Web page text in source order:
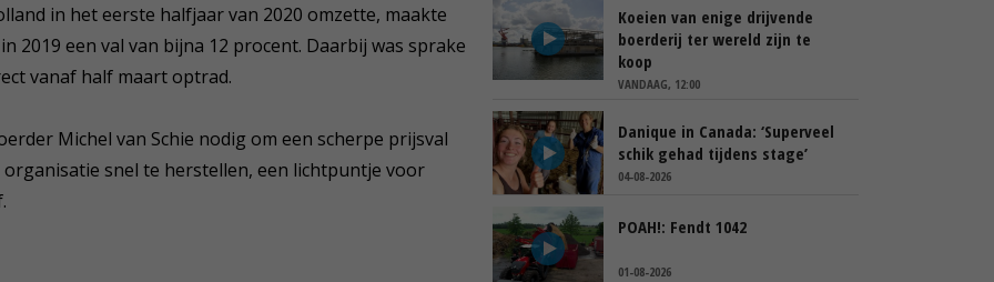
in het eerste halfjaar van 2020 omzette, maakte
2019 een val van bijna 12 procent. Daarbij was sprake
vanaf half maart optrad.
Michel van Schie nodig om een scherpe prijsval
snel te herstellen, een lichtpuntje voor
Koeien van enige drijvende
boerderij ter wereld zijn te
koop
VANDAAG, 12:00
Danique in Canada: ‘Superveel
schik gehad tijdens stage’
04-08-2026
POAH!: Fendt 1042
01-08-2026